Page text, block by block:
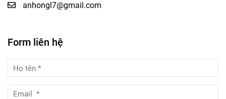
anhongl7@gmail.com
Form liên hệ